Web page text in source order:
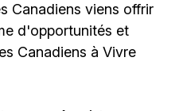
Canadiens viens offrir
d'opportunités et
Canadiens à Vivre